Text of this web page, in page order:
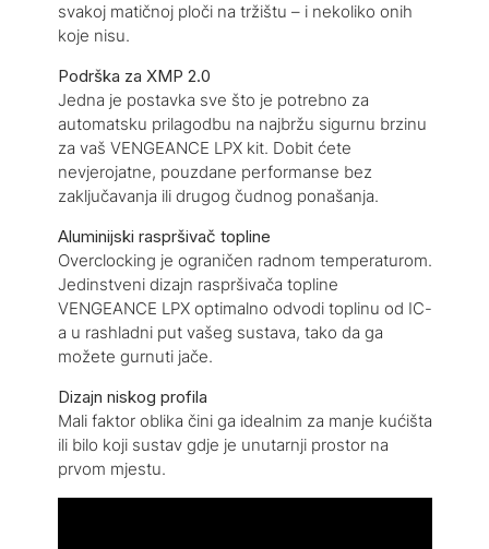
svakoj matičnoj ploči na tržištu – i nekoliko onih
koje nisu.
Podrška za XMP 2.0
Jedna je postavka sve što je potrebno za
automatsku prilagodbu na najbržu sigurnu brzinu
za vaš VENGEANCE LPX kit. Dobit ćete
nevjerojatne, pouzdane performanse bez
zaključavanja ili drugog čudnog ponašanja.
Aluminijski raspršivač topline
Overclocking je ograničen radnom temperaturom.
Jedinstveni dizajn raspršivača topline
VENGEANCE LPX optimalno odvodi toplinu od IC-
a u rashladni put vašeg sustava, tako da ga
možete gurnuti jače.
Dizajn niskog profila
Mali faktor oblika čini ga idealnim za manje kućišta
ili bilo koji sustav gdje je unutarnji prostor na
prvom mjestu.